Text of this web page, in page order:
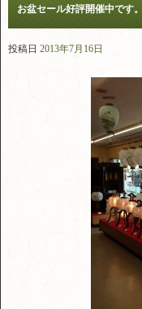
お盆セール好評開催中です。
投稿日 2013年7月16日